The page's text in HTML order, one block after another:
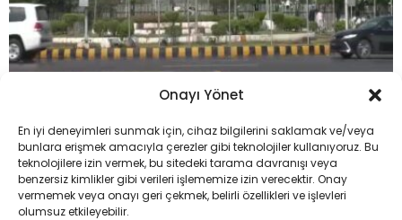
Onayı Yönet
En iyi deneyimleri sunmak için, cihaz bilgilerini saklamak ve/veya
bunlara erişmek amacıyla çerezler gibi teknolojiler kullanıyoruz. Bu
teknolojilere izin vermek, bu sitedeki tarama davranışı veya
benzersiz kimlikler gibi verileri işlememize izin verecektir. Onay
vermemek veya onayı geri çekmek, belirli özellikleri ve işlevleri
olumsuz etkileyebilir.
İslamabad, Mekke Ortak Savunma
Anlaşması’nı Türk ve Suudi bayraklarıyla
kutluyor